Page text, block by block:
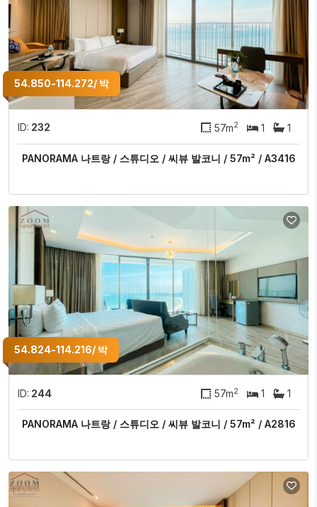
54.850-114.272/ 박
ID: 232 57m2 1 1
PANORAMA 나트랑 / 스튜디오 / 씨뷰 발코니 / 57m² / A3416
54.824-114.216/ 박
ID: 244 57m2 1 1
PANORAMA 나트랑 / 스튜디오 / 씨뷰 발코니 / 57m² / A2816